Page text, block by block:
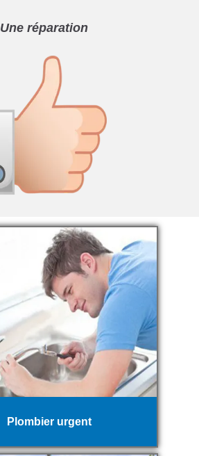
Une réparation
Plombier urgent